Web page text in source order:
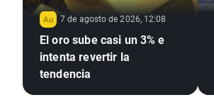
7 de agosto de 2026, 12:08
El oro sube casi un 3% e
intenta revertir la
tendencia